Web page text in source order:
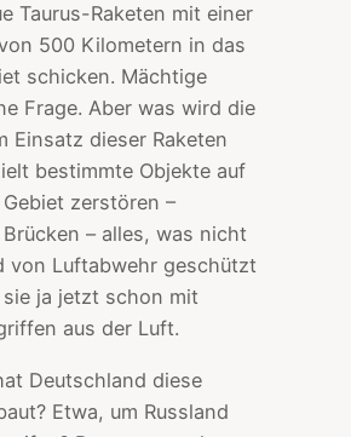
Taurus-Raketen mit einer
500 Kilometern in das
schicken. Mächtige
Frage. Aber was wird die
Einsatz dieser Raketen
bestimmte Objekte auf
zerstören –
– alles, was nicht
von Luftabwehr geschützt
ja jetzt schon mit
aus der Luft.
Deutschland diese
Etwa, um Russland